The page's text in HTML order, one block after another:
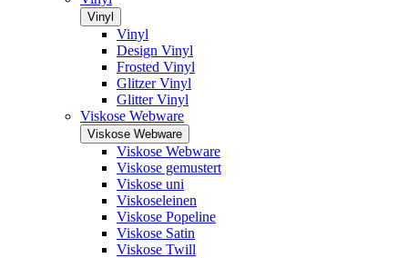
Vinyl
Vinyl
Design Vinyl
Frosted Vinyl
Glitzer Vinyl
Glitter Vinyl
Viskose Webware
Viskose Webware
Viskose Webware
Viskose gemustert
Viskose uni
Viskoseleinen
Viskose Popeline
Viskose Satin
Viskose Twill